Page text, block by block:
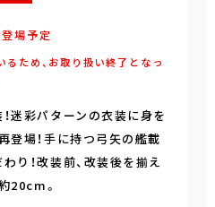
場予定
ため、お取り扱い終了となっ
迷彩パターンの衣装に身を
登場！手に持つ弓矢の艦載
り！改装前、改装後を揃え
20cm。